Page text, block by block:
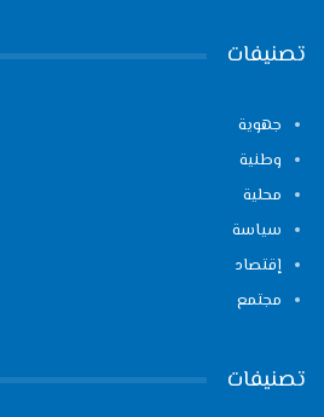
تصنيفات
جهوية
وطنية
محلية
سياسة
إقتصاد
مجتمع
تصنيفات